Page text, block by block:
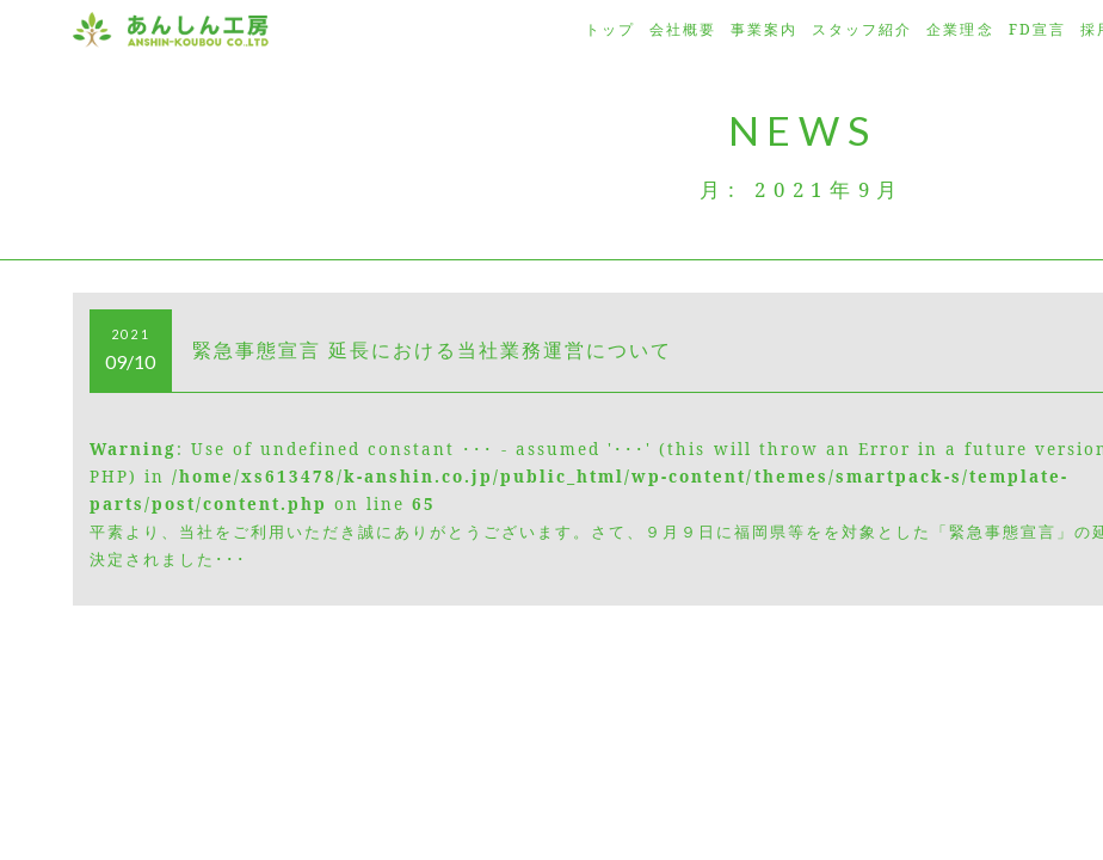
トップ 会社概要 事業案内 スタッフ紹介 企業理念 FD宣言 採
NEWS
月: 2021年9月
2021
09/10 緊急事態宣言 延長における当社業務運営について
Warning: Use of undefined constant ･･･ - assumed '･･･' (this will throw an Error in a future
PHP) in /home/xs613478/k-anshin.co.jp/public_html/wp-content/themes/smartpack-s/template-
parts/post/content.php on line65
平素より、当社をご利用いただき誠にありがとうございます。さて、９月９日に福岡県等をを対象とした「緊急事態宣言」の
決定されました･･･